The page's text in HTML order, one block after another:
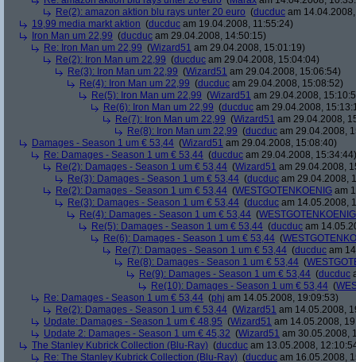
Re(2): amazon aktion blu rays unter 20 euro (ducduc am
19,99 media markt aktion (ducduc am 19.04.2008, 11:55:24)
Iron Man um 22,99 (ducduc am 29.04.2008, 14:50:15)
Re: Iron Man um 22,99 (Wizard51 am 29.04.2008, 15:01:19)
Re(2): Iron Man um 22,99 (ducduc am 29.04.2008, 15:04:04)
Re(3): Iron Man um 22,99 (Wizard51 am 29.04.2008, 15:06:54)
Re(4): Iron Man um 22,99 (ducduc am 29.04.2008, 15:08:52)
Re(5): Iron Man um 22,99 (Wizard51 am 29.04.2008,
Re(6): Iron Man um 22,99 (ducduc am 29.04.2008,
Re(7): Iron Man um 22,99 (Wizard51 am 29.04.2008,
Re(8): Iron Man um 22,99 (ducduc am 29.04.2008,
Damages - Season 1 um € 53,44 (Wizard51 am 29.04.2008, 15:08:40)
Re: Damages - Season 1 um € 53,44 (ducduc am 29.04.2008, 15:34:44)
Re(2): Damages - Season 1 um € 53,44 (Wizard51 am 29.04.2008,
Re(3): Damages - Season 1 um € 53,44 (ducduc am 29.04.2008,
Re(2): Damages - Season 1 um € 53,44 (WESTGOTENKOENIG am
Re(3): Damages - Season 1 um € 53,44 (ducduc am 14.05.2008,
Re(4): Damages - Season 1 um € 53,44 (WESTGOTENKOENIG
Re(5): Damages - Season 1 um € 53,44 (ducduc am
Re(6): Damages - Season 1 um € 53,44 (
Re(7): Damages - Season 1 um € 53,44 (ducduc am
Re(8): Damages - Season 1 um € 53,44 (
Re(9): Damages - Season 1 um € 53,44 (ducduc
Re(10): Damages - Season 1 um € 53,44 (
Re: Damages - Season 1 um € 53,44 (phj am 14.05.2008, 19:09:53)
Re(2): Damages - Season 1 um € 53,44 (Wizard51 am 14.05.2008,
Update: Damages - Season 1 um € 48,95 (Wizard51 am 14.05.2008,
Update 2: Damages - Season 1 um € 45,32 (Wizard51 am 30.05.2008,
The Stanley Kubrick Collection (Blu-Ray) (ducduc am 13.05.2008,
Re: The Stanley Kubrick Collection (Blu-Ray) (ducduc am 16.05.2008,